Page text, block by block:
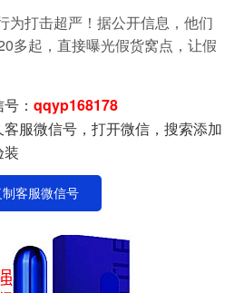
为打击超严！据公开信息，他们
多起，直接曝光假货窝点，让假
： qqyp168178
服微信号，打开微信，搜索添加
装
客服微信号